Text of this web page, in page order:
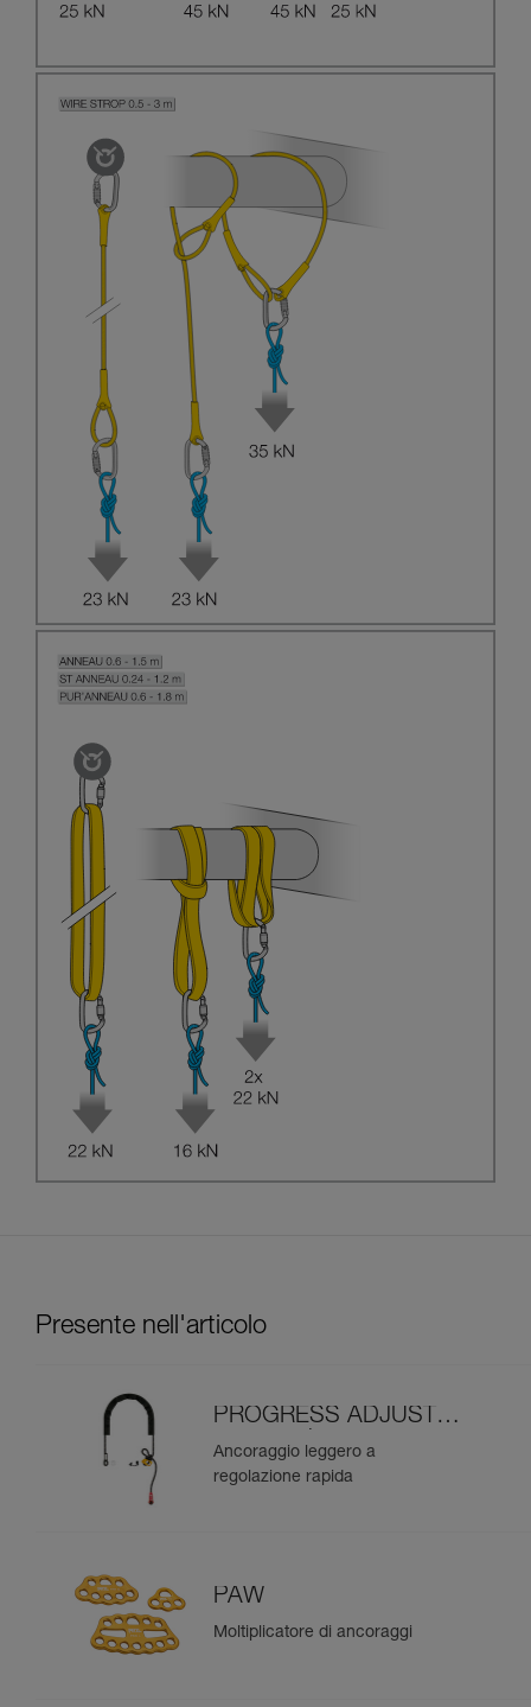
Presente nell'articolo
PROGRESS ADJUST-I
ancoraggio
Ancoraggio leggero a
regolazione rapida
PAW
Moltiplicatore di ancoraggi